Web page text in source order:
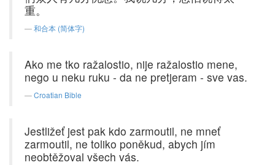
重。
和合本 (简体字)
Ako me tko ražalostio, nije ražalostio mene,
nego u neku ruku - da ne pretjeram - sve vas.
Croatian Bible
Jestližeť jest pak kdo zarmoutil, ne mneť
zarmoutil, ne toliko poněkud, abych jím
neobtěžoval všech vás.